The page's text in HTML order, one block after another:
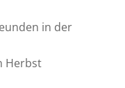
in der
Herbst